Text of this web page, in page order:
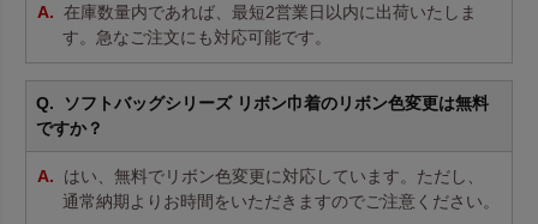
在庫数量内であれば、最短2営業日以内に出荷いたしま
す。急なご注文にも対応可能です。
ソフトバッグシリーズ リボン巾着のリボン色変更は無料
ですか？
はい、無料でリボン色変更に対応しています。ただし、
通常納期よりお時間をいただきますのでご注意ください。